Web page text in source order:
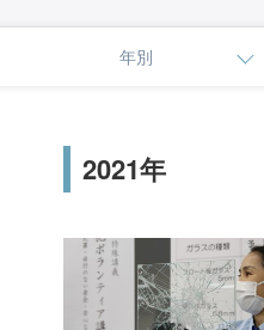
年別
2021年